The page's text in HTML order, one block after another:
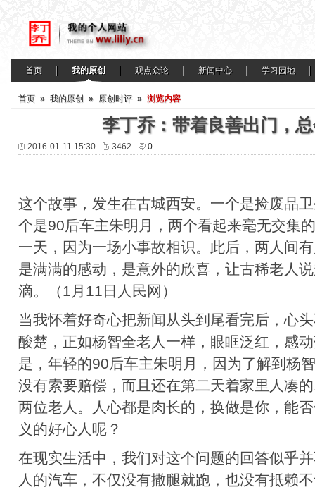
首页 我的原创 观点众论 新闻中心 学习园地
首页 » 我的原创 » 原创时评 » 浏览内容
李丁乔：带着良善出门，
2016-01-11 15:30 3462 0
这个故事，发生在古城西安。一个是捡废品
个是90后车主朱明月，两个看起来毫无交集
一天，因为一场小事故相识。此后，两人间
是满满的感动，是意外的欣喜，让古稀老人
滴。（1月11日人民网）
当我怀着好奇心把新闻从头到尾看完后，心
酸楚，正如杨智全老人一样，眼眶泛红，感
是，年轻的90后车主朱明月，因为了解到杨
没有索要赔偿，而且还在第二天着家里人凑
两位老人。人心都是肉长的，换做是你，能
义的好心人呢？
在现实生活中，我们对这个问题的回答似乎
人的汽车，不仅没有撒腿就跑，也没有抵赖